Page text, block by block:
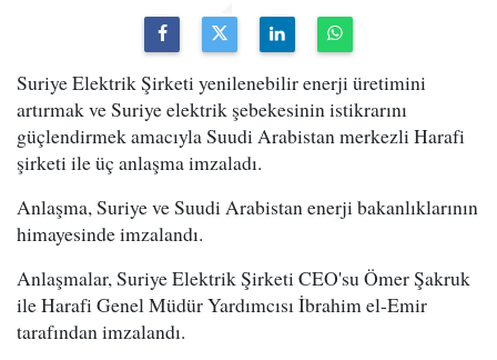
Suriye Elektrik Şirketi yenilenebilir enerji üretimini
artırmak ve Suriye elektrik şebekesinin istikrarını
güçlendirmek amacıyla Suudi Arabistan merkezli Harafi
şirketi ile üç anlaşma imzaladı.
Anlaşma, Suriye ve Suudi Arabistan enerji bakanlıklarının
himayesinde imzalandı.
Anlaşmalar, Suriye Elektrik Şirketi CEO'su Ömer Şakruk
ile Harafi Genel Müdür Yardımcısı İbrahim el-Emir
tarafından imzalandı.